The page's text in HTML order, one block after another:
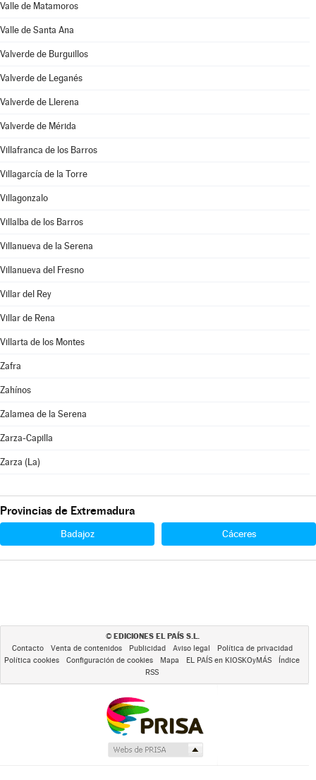
Valle de Matamoros
Valle de Santa Ana
Valverde de Burguillos
Valverde de Leganés
Valverde de Llerena
Valverde de Mérida
Villafranca de los Barros
Villagarcía de la Torre
Villagonzalo
Villalba de los Barros
Villanueva de la Serena
Villanueva del Fresno
Villar del Rey
Villar de Rena
Villarta de los Montes
Zafra
Zahínos
Zalamea de la Serena
Zarza-Capilla
Zarza (La)
Provincias de Extremadura
Badajoz Cáceres
© EDICIONES EL PAÍS S.L.
Contacto Venta de contenidos Publicidad Aviso legal
Política de privacidad
Política cookies
Configuración de cookies Mapa EL PAÍS en KIOSKOyMÁS
Índice
RSS